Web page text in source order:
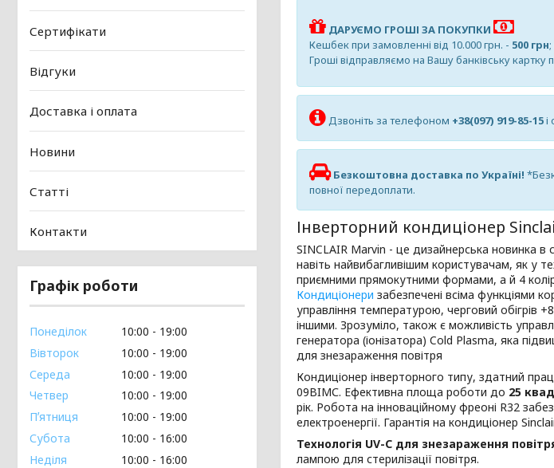
ДАРУЄМО ГРОШІ ЗА ПОКУПКИ
Кешбек при замовленні від 10.000 грн. - 500 грн;
Гроші відправляємо на Вашу банківську
Дзвоніть за телефоном +38(097) 919-85-15
Безкоштовна доставка по Україні!
повної передоплати.
Інверторний кондиціонер
SINCLAIR Marvin - це дизайнерська новинка
навіть найвибагливішим користувачам, як у
приємними прямокутними формами, а й 4
Кондиціонери забезпечені всіма функціями
управління температурою, черговий обігрів
іншими. Зрозуміло, також є можливість
генератора (іонізатора) Cold Plasma, яка
для знезараження повітря
Кондиціонер інверторного типу, здатний
09BIMС. Ефективна площа роботи до 25
рік. Робота на інноваційному фреоні R32
електроенергії. Гарантія на кондиціонер
Технологія UV-C для знезараження
лампою для стерилізації повітря.
Сертифікати
Відгуки
Доставка і оплата
Новини
Статті
Контакти
Графік роботи
Понеділок 10:00
19:00
Вівторок
10:00
19:00
Середа
10:00
19:00
Четвер
10:00
19:00
Пʼятниця
10:00
19:00
Субота
10:00
16:00
Неділя
10:00 16:00